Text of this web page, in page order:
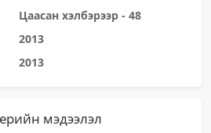
Цаасан хэлбэрээр - 48
2013
2013
мэдээлэл